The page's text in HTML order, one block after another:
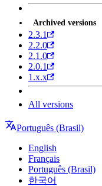
Archived versions
2.3.1
2.2.0
2.1.0
2.0.1
1.x.x
All versions
Português (Brasil)
English
Français
Português (Brasil)
한국어